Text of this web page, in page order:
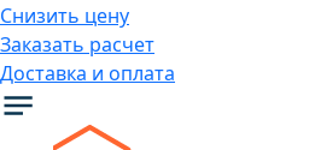
Снизить цену
Заказать расчет
Доставка и оплата